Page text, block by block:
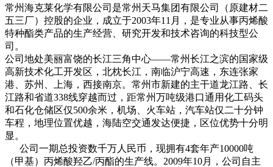
常州海克莱化学有限公司是常州天马集团有限公司（原建材二
五三厂）控股的企业，成立于2003年11月，是专业从事丙烯酸
特种酯类产品的生产经营、研究开发和技术咨询的科技型公
司。
公司地处美丽富饶的长江三角中心——常州长江之滨的国家级
高新技术化工开发区，北枕长江，南临沪宁高速，东连张家
港、苏州、上海，西接南京。常州市新建的主干道龙江路、长
江路和省道338线穿越而过，距常州万吨级港口通用化工码头
和石化仓储区仅500余米，机场、火车站，汽车站仅二十分钟
车程，地理位置优越，海陆空交通发达便捷，区位优势十分明
显。
公司一期总投资数千万人民币，现拥有4套年产10000吨
（甲基）丙烯酸羟乙/丙酯的生产线。2009年10月，公司自主